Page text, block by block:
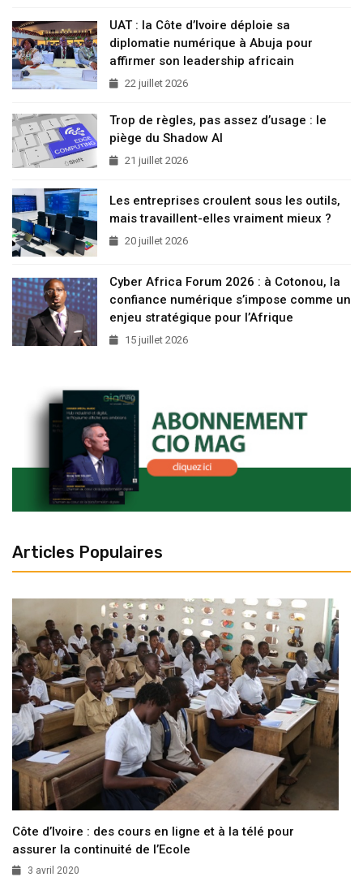
UAT : la Côte d’Ivoire déploie sa
diplomatie numérique à Abuja pour
affirmer son leadership africain
22 juillet 2026
Trop de règles, pas assez d’usage : le
piège du Shadow AI
21 juillet 2026
Les entreprises croulent sous les outils,
mais travaillent-elles vraiment mieux ?
20 juillet 2026
Cyber Africa Forum 2026 : à Cotonou, la
confiance numérique s’impose comme un
enjeu stratégique pour l’Afrique
15 juillet 2026
Articles Populaires
Côte d’Ivoire : des cours en ligne et à la télé pour
assurer la continuité de l’Ecole
3 avril 2020